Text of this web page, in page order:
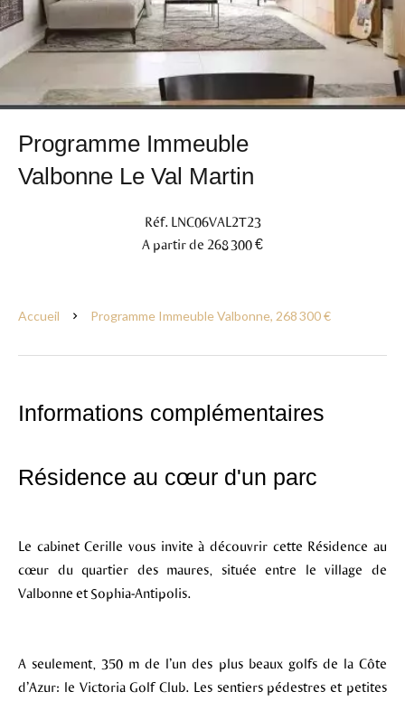
Programme Immeuble
Valbonne Le Val Martin
Réf. LNC06VAL2T23
A partir de 268 300 €
Accueil Programme Immeuble Valbonne, 268 300 €
Informations complémentaires
Résidence au cœur d'un parc
Le cabinet Cerille vous invite à découvrir cette Résidence au
cœur du quartier des maures, située entre le village de
Valbonne et Sophia-Antipolis.
A seulement, 350 m de l’un des plus beaux golfs de la Côte
d’Azur: le Victoria Golf Club. Les sentiers pédestres et petites